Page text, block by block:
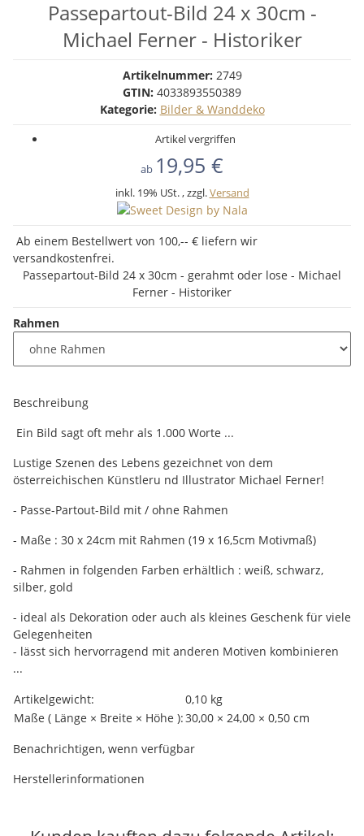
Passepartout-Bild 24 x 30cm -
Michael Ferner - Historiker
Artikelnummer: 2749
GTIN: 4033893550389
Kategorie: Bilder & Wanddeko
Artikel vergriffen
ab 19,95 €
inkl. 19% USt. , zzgl.Versand
Ab einem Bestellwert von 100,-- € liefern wir
versandkostenfrei.
Passepartout-Bild 24 x 30cm - gerahmt oder lose - Michael
Ferner - Historiker
Rahmen
Beschreibung
Ein Bild sagt oft mehr als 1.000 Worte ...
Lustige Szenen des Lebens gezeichnet von dem
österreichischen Künstleru nd Illustrator Michael Ferner!
- Passe-Partout-Bild mit / ohne Rahmen
- Maße : 30 x 24cm mit Rahmen (19 x 16,5cm Motivmaß)
- Rahmen in folgenden Farben erhältlich : weiß, schwarz,
silber, gold
- ideal als Dekoration oder auch als kleines Geschenk für viele
Gelegenheiten
- lässt sich hervorragend mit anderen Motiven kombinieren
...
Produkteigenschaft
Wert
Artikelgewicht: 0,10 kg
Maße ( Länge × Breite × Höhe ):30,00 × 24,00 × 0,50 cm
Benachrichtigen, wenn verfügbar
Herstellerinformationen